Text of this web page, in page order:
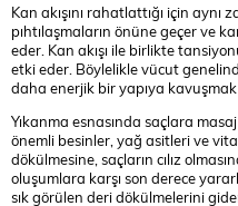
Kan akışını rahatlattığı için
pıhtılaşmaların önüne geçer ve
eder. Kan akışı ile birlikte
etki eder. Böylelikle vücut
daha enerjik bir yapıya
Yıkanma esnasında saçlara
önemli besinler, yağ asitleri ve
dökülmesine, saçların cılız
oluşumlara karşı son derece
sık görülen deri dökülmelerini